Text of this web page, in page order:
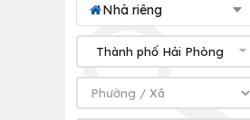
Nhà riêng